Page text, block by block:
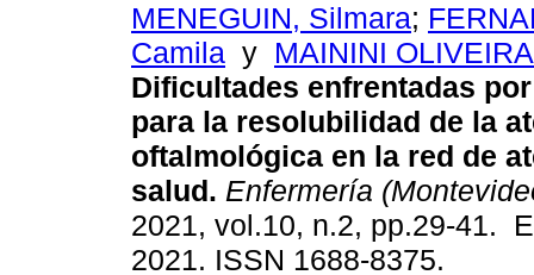
MENEGUIN, Silmara;
Camila y MAININI
Dificultades enfrentadas
para la resolubilidad de la
oftalmológica en la red de
salud. Enfermería
2021, vol.10, n.2, pp.29-41.
2021. ISSN 1688-8375.